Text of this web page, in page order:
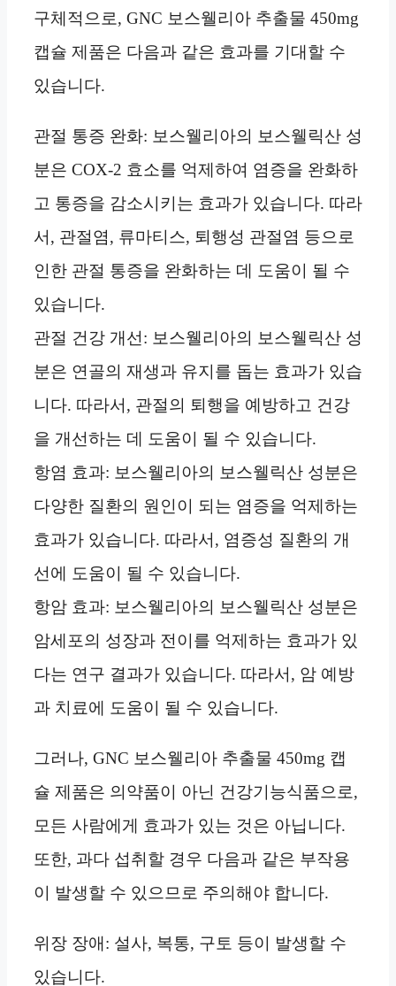
구체적으로, GNC 보스웰리아 추출물 450mg
캡슐 제품은 다음과 같은 효과를 기대할 수
있습니다.
관절 통증 완화: 보스웰리아의 보스웰릭산 성
분은 COX-2 효소를 억제하여 염증을 완화하
고 통증을 감소시키는 효과가 있습니다. 따라
서, 관절염, 류마티스, 퇴행성 관절염 등으로
인한 관절 통증을 완화하는 데 도움이 될 수
있습니다.
관절 건강 개선: 보스웰리아의 보스웰릭산 성
분은 연골의 재생과 유지를 돕는 효과가 있습
니다. 따라서, 관절의 퇴행을 예방하고 건강
을 개선하는 데 도움이 될 수 있습니다.
항염 효과: 보스웰리아의 보스웰릭산 성분은
다양한 질환의 원인이 되는 염증을 억제하는
효과가 있습니다. 따라서, 염증성 질환의 개
선에 도움이 될 수 있습니다.
항암 효과: 보스웰리아의 보스웰릭산 성분은
암세포의 성장과 전이를 억제하는 효과가 있
다는 연구 결과가 있습니다. 따라서, 암 예방
과 치료에 도움이 될 수 있습니다.
그러나, GNC 보스웰리아 추출물 450mg 캡
슐 제품은 의약품이 아닌 건강기능식품으로,
모든 사람에게 효과가 있는 것은 아닙니다.
또한, 과다 섭취할 경우 다음과 같은 부작용
이 발생할 수 있으므로 주의해야 합니다.
위장 장애: 설사, 복통, 구토 등이 발생할 수
있습니다.